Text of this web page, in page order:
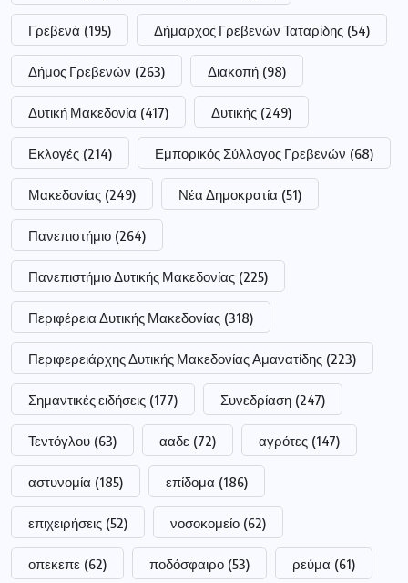
Γρεβενά (195) Δήμαρχος Γρεβενών Ταταρίδης (54)
Δήμος Γρεβενών (263) Διακοπή (98)
Δυτική Μακεδονία (417) Δυτικής (249)
Εκλογές (214) Εμπορικός Σύλλογος Γρεβενών (68)
Μακεδονίας (249) Νέα Δημοκρατία (51)
Πανεπιστήμιο (264)
Πανεπιστήμιο Δυτικής Μακεδονίας (225)
Περιφέρεια Δυτικής Μακεδονίας (318)
Περιφερειάρχης Δυτικής Μακεδονίας Αμανατίδης (223)
Σημαντικές ειδήσεις (177) Συνεδρίαση (247)
Τεντόγλου (63) ααδε (72) αγρότες (147)
αστυνομία (185) επίδομα (186)
επιχειρήσεις (52) νοσοκομείο (62)
οπεκεπε (62) ποδόσφαιρο (53) ρεύμα (61)